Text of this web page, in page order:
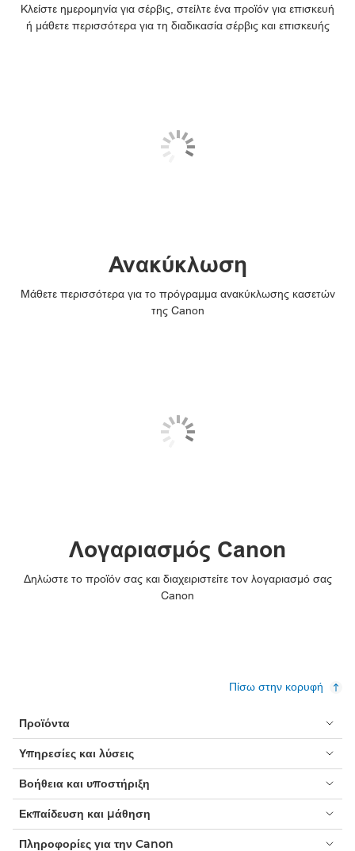
Κλείστε ημερομηνία για σέρβις, στείλτε ένα προϊόν για επισκευή
ή μάθετε περισσότερα για τη διαδικασία σέρβις και επισκευής
Ανακύκλωση
Μάθετε περισσότερα για το πρόγραμμα ανακύκλωσης κασετών
της Canon
Λογαριασμός Canon
Δηλώστε το προϊόν σας και διαχειριστείτε τον λογαριασμό σας
Canon
Πίσω στην κορυφή
Προϊόντα
Υπηρεσίες και λύσεις
Βοήθεια και υποστήριξη
Εκπαίδευση και μάθηση
Πληροφορίες για την Canon